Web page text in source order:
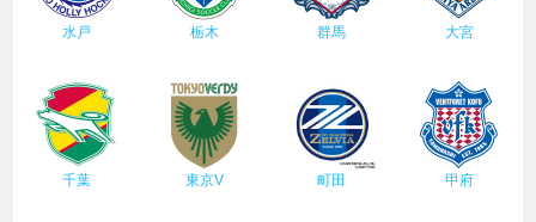
水戸 栃木 群馬 大宮
千葉 東京V 町田 甲府